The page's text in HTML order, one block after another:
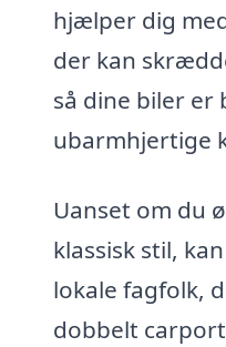
hjælper dig
der kan
så dine biler er
ubarmhjertige
Uanset om du
klassisk stil,
lokale fagfolk,
dobbelt